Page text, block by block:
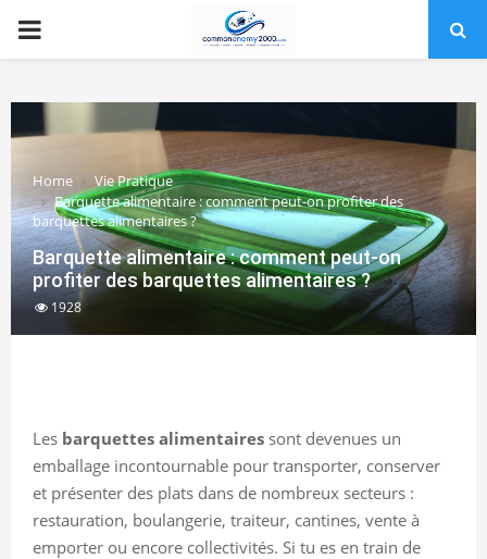
PRIMARY
Home
Vie Pratique
Barquette alimentaire : comment peut-on profiter des
barquettes alimentaires ?
Barquette alimentaire : comment peut-on
profiter des barquettes alimentaires ?
1928
Les barquettes alimentaires sont devenues un
emballage incontournable pour transporter, conserver
et présenter des plats dans de nombreux secteurs :
restauration, boulangerie, traiteur, cantines, vente à
emporter ou encore collectivités. Si tu es en train de